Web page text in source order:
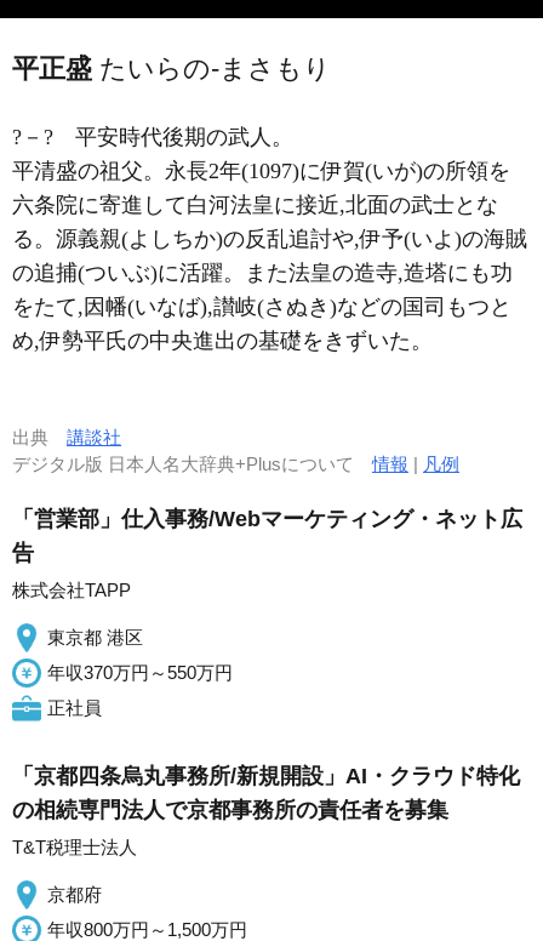
平正盛 たいらの-まさもり
?－? 平安時代後期の武人。
平清盛の祖父。永長2年(1097)に伊賀(いが)の所領を
六条院に寄進して白河法皇に接近,北面の武士とな
る。源義親(よしちか)の反乱追討や,伊予(いよ)の海賊
の追捕(ついぶ)に活躍。また法皇の造寺,造塔にも功
をたて,因幡(いなば),讃岐(さぬき)などの国司もつと
め,伊勢平氏の中央進出の基礎をきずいた。
出典 講談社
デジタル版 日本人名大辞典+Plusについて情報 | 凡例
「営業部」仕入事務/Webマーケティング・ネット広
告
株式会社TAPP
東京都 港区
年収370万円～550万円
正社員
「京都四条烏丸事務所/新規開設」AI・クラウド特化
の相続専門法人で京都事務所の責任者を募集
T&T税理士法人
京都府
年収800万円～1,500万円